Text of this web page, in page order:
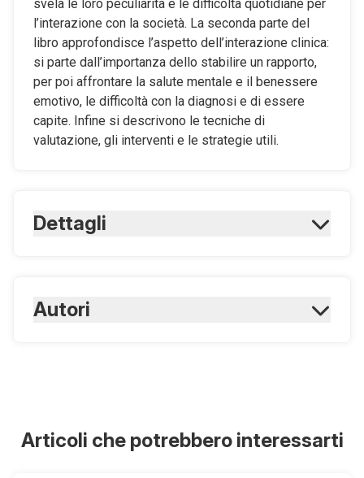
svela le loro peculiarità e le difficoltà quotidiane per
l’interazione con la società. La seconda parte del
libro approfondisce l’aspetto dell’interazione clinica:
si parte dall’importanza dello stabilire un rapporto,
per poi affrontare la salute mentale e il benessere
emotivo, le difficoltà con la diagnosi e di essere
capite. Infine si descrivono le tecniche di
valutazione, gli interventi e le strategie utili.
Dettagli
ISBN Digitale:
Autori
Articoli che potrebbero interessarti